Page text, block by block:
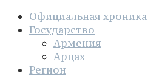
Официальная хроника
Государство
Армения
Арцах
Регион